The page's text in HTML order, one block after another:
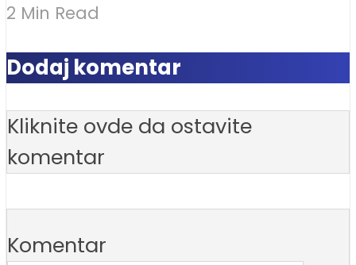
2 Min Read
Dodaj komentar
Kliknite ovde da ostavite
komentar
Komentar